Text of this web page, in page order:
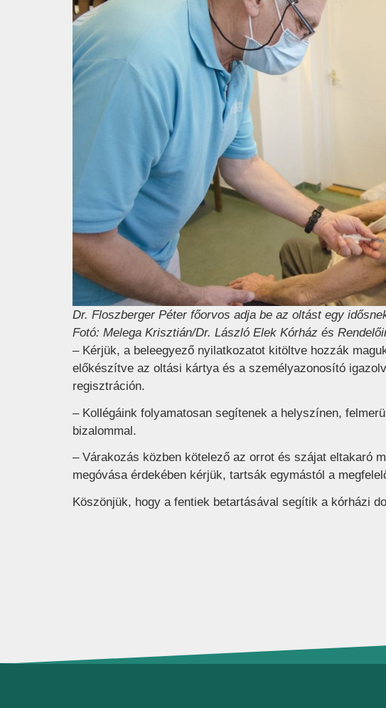
Dr. Floszberger Péter főorvos adja be az oltást egy
Fotó: Melega Krisztián/Dr. László Elek Kórház és
– Kérjük, a beleegyező nyilatkozatot kitöltve hozzák
előkészítve az oltási kártya és a személyazonosító
regisztráción.
– Kollégáink folyamatosan segítenek a helyszínen,
bizalommal.
– Várakozás közben kötelező az orrot és szájat eltakaró
megóvása érdekében kérjük, tartsák egymástól a
Köszönjük, hogy a fentiek betartásával segítik a kórházi